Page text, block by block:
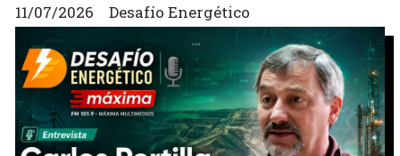
Desafío Energético
11/07/2026